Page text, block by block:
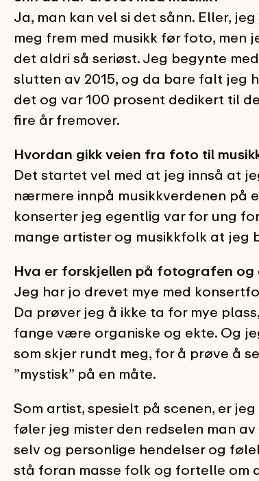
Ja, man kan vel si det sånn. Eller,
meg frem med musikk før foto, men
det aldri så seriøst. Jeg begynte
slutten av 2015, og da bare falt jeg
det og var 100 prosent dedikert til
fire år fremover.
Hvordan gikk veien fra foto til
Det startet vel med at jeg innså at
nærmere innpå musikkverdenen på
konserter jeg egentlig var for ung
mange artister og musikkfolk at jeg
Hva er forskjellen på fotografen og
Jeg har jo drevet mye med
Da prøver jeg å ikke ta for mye
fange være organiske og ekte. Og
som skjer rundt meg, for å prøve å
”mystisk” på en måte.
Som artist, spesielt på scenen, er
føler jeg mister den redselen man
selv og personlige hendelser og
stå foran masse folk og fortelle om